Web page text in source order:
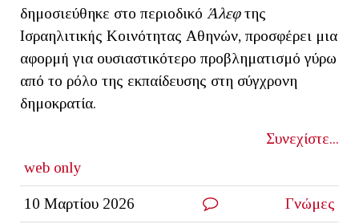
δημοσιεύθηκε στο περιοδικό Άλεφτης
Ισραηλιτικής Κοινότητας Αθηνών, προσφέρει μια
αφορμή για ουσιαστικότερο προβληματισμό γύρω
από το ρόλο της εκπαίδευσης στη σύγχρονη
δημοκρατία.
Συνεχίστε...
web only
10 Μαρτίου 2026 Γνώμες